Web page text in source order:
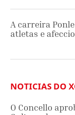
A carreira
atletas e
NOTICIAS DO
O Concello